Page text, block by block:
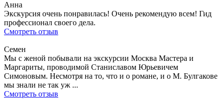
Анна
Экскурсия очень понравилась! Очень рекомендую всем! Гид
профессионал своего дела.
Смотреть отзыв
Семен
Мы с женой побывали на экскурсии Москва Мастера и
Маргариты, проводимой Станиславом Юрьевичем
Симоновым. Несмотря на то, что и о романе, и о М. Булгакове
мы знали не так уж ...
Смотреть отзыв